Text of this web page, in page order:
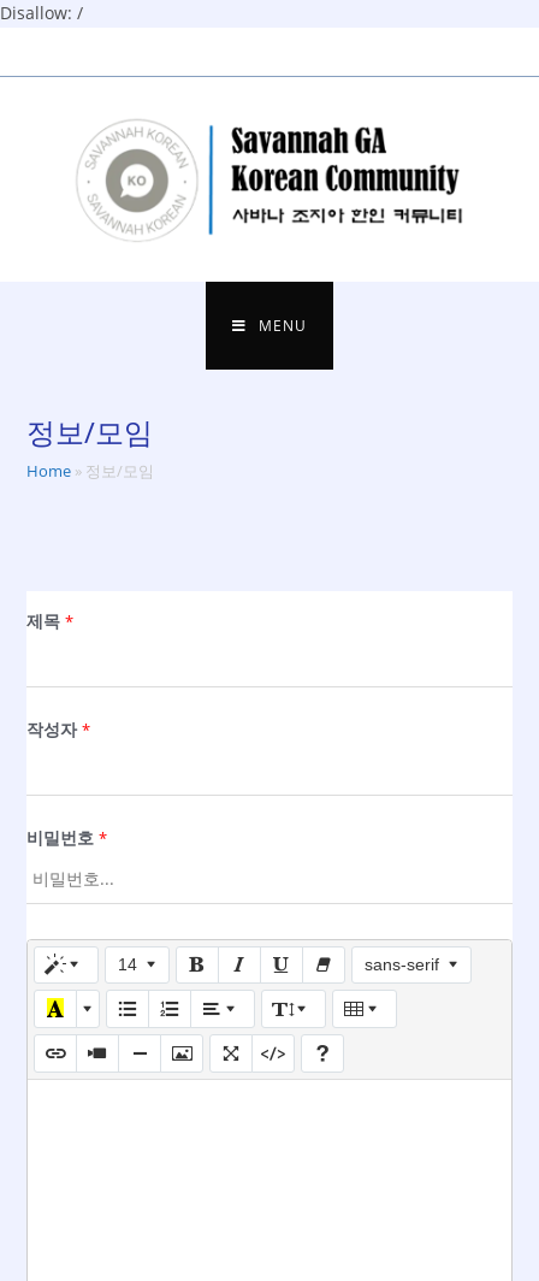
Disallow: /
to
MENU
정보/모임
Home » 정보/모임
제목 *
작성자 *
비밀번호*
14 sans-serif